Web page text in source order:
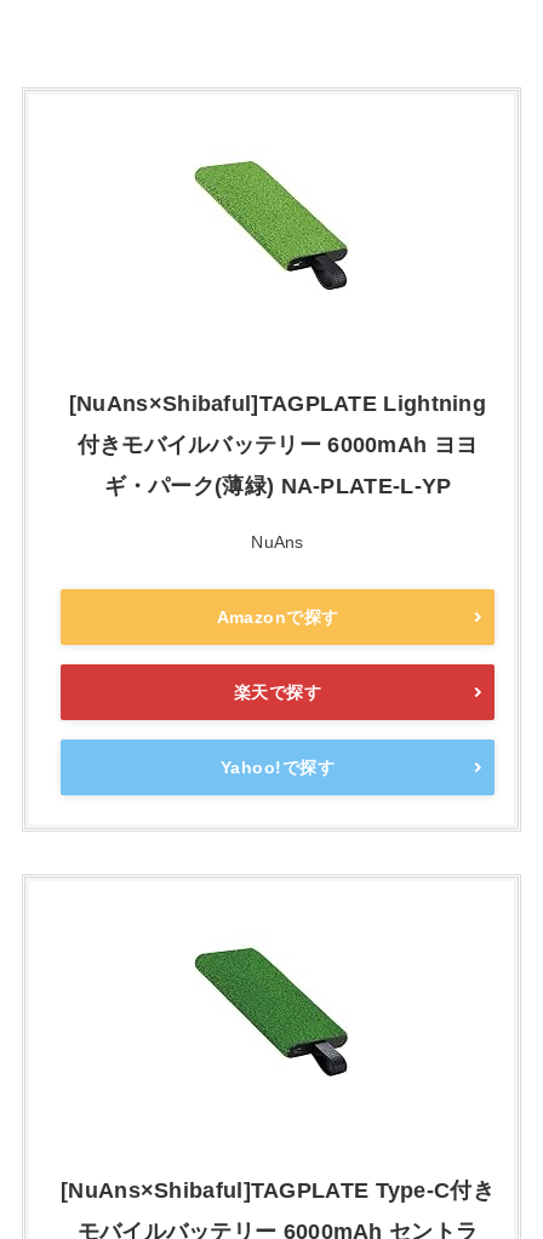
[NuAns×Shibaful]TAGPLATE Lightning
付きモバイルバッテリー 6000mAh ヨヨ
ギ・パーク(薄緑) NA-PLATE-L-YP
NuAns
Amazonで探す
楽天で探す
Yahoo!で探す
[NuAns×Shibaful]TAGPLATE Type-C付き
モバイルバッテリー 6000mAh セントラ